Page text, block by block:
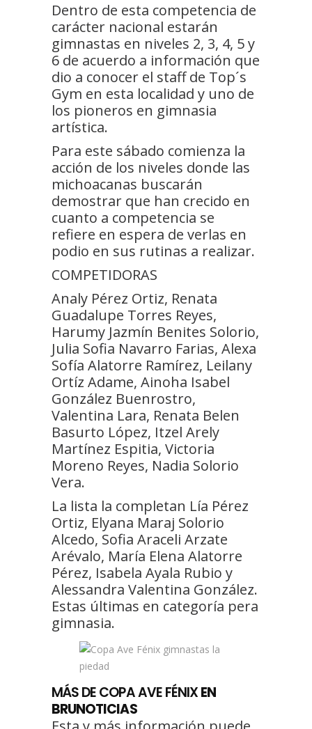
Dentro de esta competencia de
carácter nacional estarán
gimnastas en niveles 2, 3, 4, 5 y
6 de acuerdo a información que
dio a conocer el staff de Top´s
Gym en esta localidad y uno de
los pioneros en gimnasia
artística.
Para este sábado comienza la
acción de los niveles donde las
michoacanas buscarán
demostrar que han crecido en
cuanto a competencia se
refiere en espera de verlas en
podio en sus rutinas a realizar.
COMPETIDORAS
Analy Pérez Ortiz, Renata
Guadalupe Torres Reyes,
Harumy Jazmín Benites Solorio,
Julia Sofia Navarro Farias, Alexa
Sofía Alatorre Ramírez, Leilany
Ortíz Adame, Ainoha Isabel
González Buenrostro,
Valentina Lara, Renata Belen
Basurto López, Itzel Arely
Martínez Espitia, Victoria
Moreno Reyes, Nadia Solorio
Vera.
La lista la completan Lía Pérez
Ortiz, Elyana Maraj Solorio
Alcedo, Sofia Araceli Arzate
Arévalo, María Elena Alatorre
Pérez, Isabela Ayala Rubio y
Alessandra Valentina González.
Estas últimas en categoría pera
gimnasia.
MÁS DE COPA AVE FÉNIXEN
BRUNOTICIAS